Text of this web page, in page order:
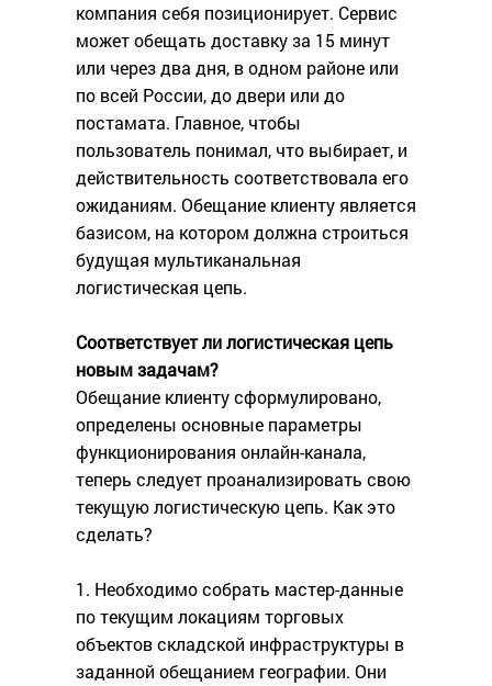
компания себя позиционирует. Сервис
может обещать доставку за 15 минут
или через два дня, в одном районе или
по всей России, до двери или до
постамата. Главное, чтобы
пользователь понимал, что выбирает, и
действительность соответствовала его
ожиданиям. Обещание клиенту является
базисом, на котором должна строиться
будущая мультиканальная
логистическая цепь.
Соответствует ли логистическая цепь
новым задачам?
Обещание клиенту сформулировано,
определены основные параметры
функционирования онлайн-канала,
теперь следует проанализировать свою
текущую логистическую цепь. Как это
сделать?
1. Необходимо собрать мастер-данные
по текущим локациям торговых
объектов складской инфраструктуры в
заданной обещанием географии. Они